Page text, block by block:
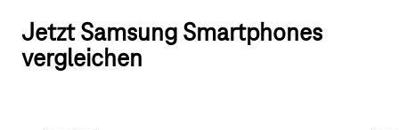
Jetzt Samsung Smartphones
vergleichen